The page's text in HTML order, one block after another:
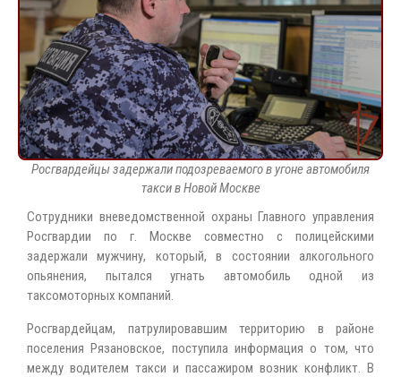
Росгвардейцы задержали подозреваемого в угоне автомобиля
такси в Новой Москве
Сотрудники вневедомственной охраны Главного управления
Росгвардии по г. Москве совместно с полицейскими
задержали мужчину, который, в состоянии алкогольного
опьянения, пытался угнать автомобиль одной из
таксомоторных компаний.
Росгвардейцам, патрулировавшим территорию в районе
поселения Рязановское, поступила информация о том, что
между водителем такси и пассажиром возник конфликт. В